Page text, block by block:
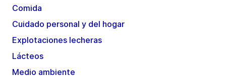
Comida
Cuidado personal y del hogar
Explotaciones lecheras
Lácteos
Medio ambiente